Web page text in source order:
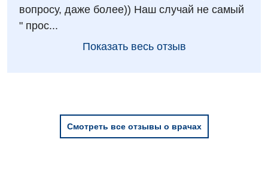
Для детей
Детская дерматовенерология
вопросу, даже более)) Наш случай не самый
" прос...
Показать весь отзыв
Смотреть все отзывы о врачах